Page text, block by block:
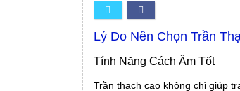
Lý Do Nên Chọn Trần
Tính Năng Cách Âm Tốt
Trần thạch cao không chỉ giúp